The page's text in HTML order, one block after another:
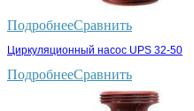
ПодробнееСравнить
Циркуляционный насос UPS 32-50
ПодробнееСравнить